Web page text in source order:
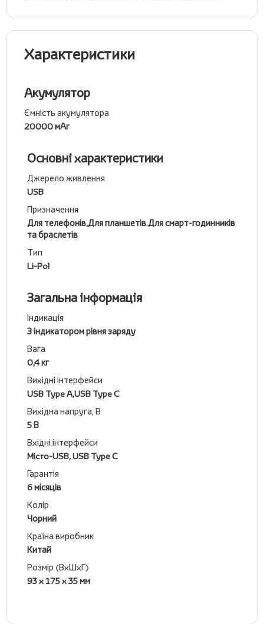
Характеристики
Акумулятор
Ємність акумулятора
20000 мАг
Основні характеристики
Джерело живлення
USB
Призначення
Для телефонів,Для планшетів.Для смарт-годинників
та браслетів
Тип
Li-Pol
Загальна інформація
Індикація
З індикатором рівня заряду
Вага
0,4 кг
Вихідні інтерфейси
USB Type A,USB Type C
Вихідна напруга, В
5 В
Вхідні інтерфейси
Micro-USB, USB Type C
Гарантія
6 місяців
Колір
Чорний
Країна виробник
Китай
Розмір (ВхШхГ)
93 x 175 x 35 мм